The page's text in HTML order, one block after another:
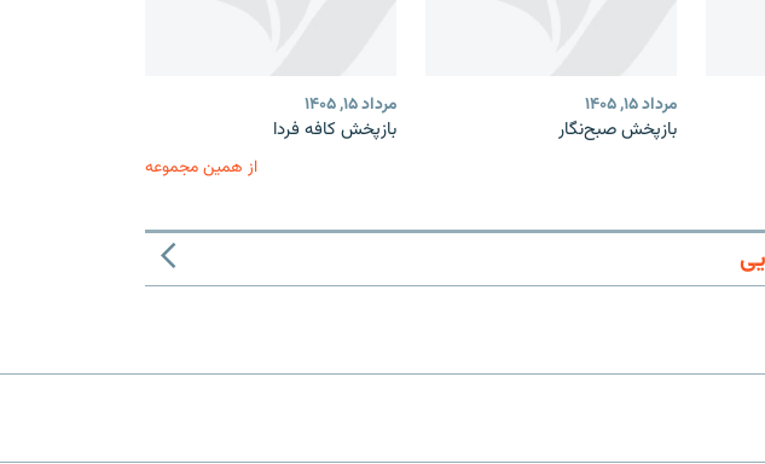
مرداد ۱۵, ۱۴۰۵
بازپخش صبح‌نگار
مرداد ۱۵, ۱۴۰۵
بازپخش کافه فردا
از همین مجموعه